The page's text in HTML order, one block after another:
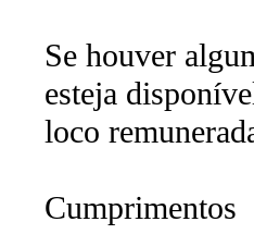
Se houver
esteja
loco
Cumprimentos